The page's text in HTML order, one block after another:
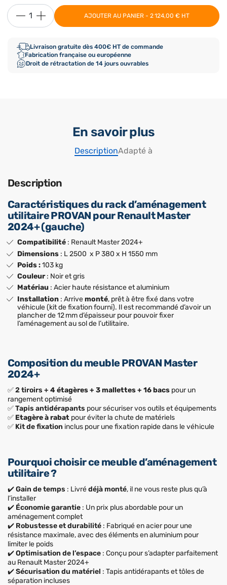
AJOUTER AU PANIER - 2 124,00 € HT
Livraison gratuite dès 400€ HT de commande
Fabrication française ou européenne
Droit de rétractation de 14 jours ouvrables
En savoir plus
DescriptionAdapté à
Description
Caractéristiques du rack d’aménagement
utilitaire PROVAN pour Renault Master
2024+ (gauche)
Compatibilité : Renault Master 2024+
Dimensions : L 2500 x P 380 x H 1550 mm
Poids :103 kg
Couleur: Noir et gris
Matériau : Acier haute résistance et aluminium
Installation : Arrivemonté, prêt à être fixé dans votre
véhicule (kit de fixation fourni). Il est recommandé d’avoir un
plancher de 12 mm d’épaisseur pour pouvoir fixer
l’aménagement au sol de l’utilitaire.
Composition du meuble PROVAN Master
2024+
✅2 tiroirs + 4 étagères + 3 mallettes + 16 bacs pour un
rangement optimisé
✅Tapis antidérapants pour sécuriser vos outils et équipements
✅ Etagère à rabat pour éviter la chute de matériels
✅ Kit de fixation inclus pour une fixation rapide dans le véhicule
Pourquoi choisir ce meuble d’aménagement
utilitaire ?
✔️Gain de temps : Livrédéjà monté, il ne vous reste plus qu’à
l’installer
✔️ Économie garantie : Un prix plus abordable pour un
aménagement complet
✔️ Robustesse et durabilité : Fabriqué en acier pour une
résistance maximale, avec des éléments en aluminium pour
limiter le poids
✔️Optimisation de l’espace : Conçu pour s’adapter parfaitement
au Renault Master 2024+
✔️Sécurisation du matériel : Tapis antidérapants et tôles de
séparation incluses